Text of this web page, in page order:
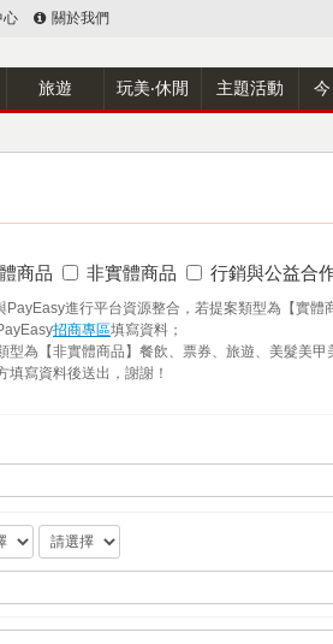
心 關於我們
旅遊 玩美‧休閒 主題活動
商品 非實體商品 行銷與公益合
PayEasy進行平台資源整合，若提案類型為【實體
招商專區填寫資料；
型為【非實體商品】餐飲、票券、旅遊、美髮美甲
填寫資料後送出，謝謝！